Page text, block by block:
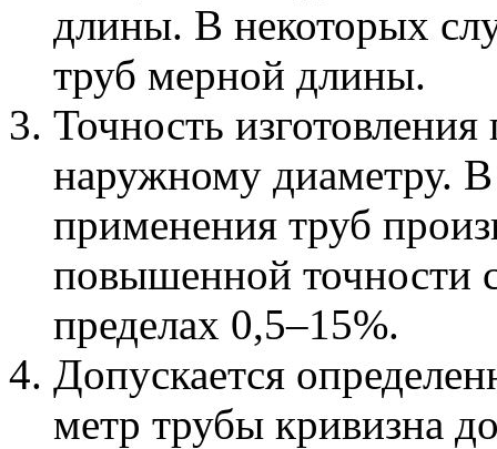
длины. В некоторых
труб мерной длины.
Точность
наружному диаметру.
применения труб
повышенной точности
пределах 0,5–15%.
Допускается
метр трубы кривизна